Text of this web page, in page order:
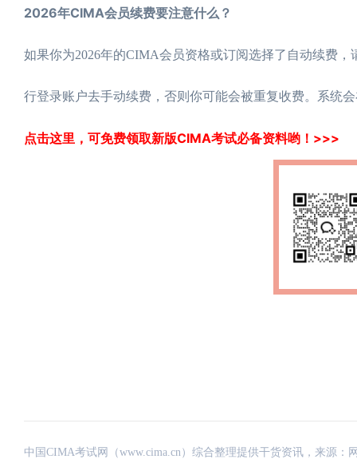
2026年CIMA会员续费要注意什么？
如果你为2026年的CIMA会员资格或订阅选择了自动续费
行登录账户去手动续费，否则你可能会被重复收费。系统
点击这里，可免费领取新版CIMA考试必备资料哟！>>>
中国CIMA考试网（www.cima.cn）综合整理提供干货资讯，来源